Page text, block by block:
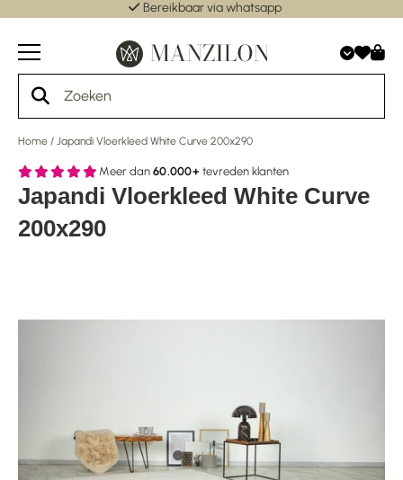
Bereikbaar via whatsapp
Home / Japandi Vloerkleed White Curve 200x290
Meer dan 60.000+ tevreden klanten
Japandi Vloerkleed White Curve
200x290